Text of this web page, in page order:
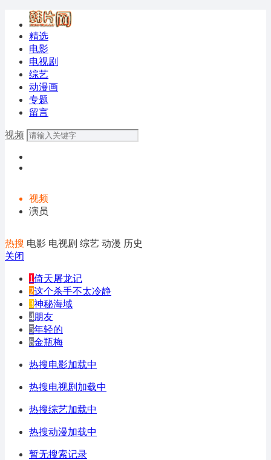
精选
电影
电视剧
综艺
动漫画
专题
留言
视频
视频
演员
热搜 电影 电视剧 综艺 动漫 历史
关闭
1倚天屠龙记
2这个杀手不太冷静
3神秘海域
4朋友
5年轻的
6金瓶梅
热搜电影加载中
热搜电视剧加载中
热搜综艺加载中
热搜动漫加载中
暂无搜索记录